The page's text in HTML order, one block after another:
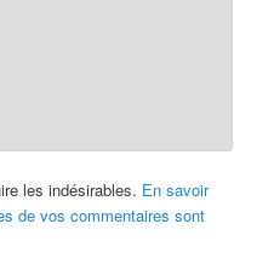
les indésirables. En savoir
de vos commentaires sont